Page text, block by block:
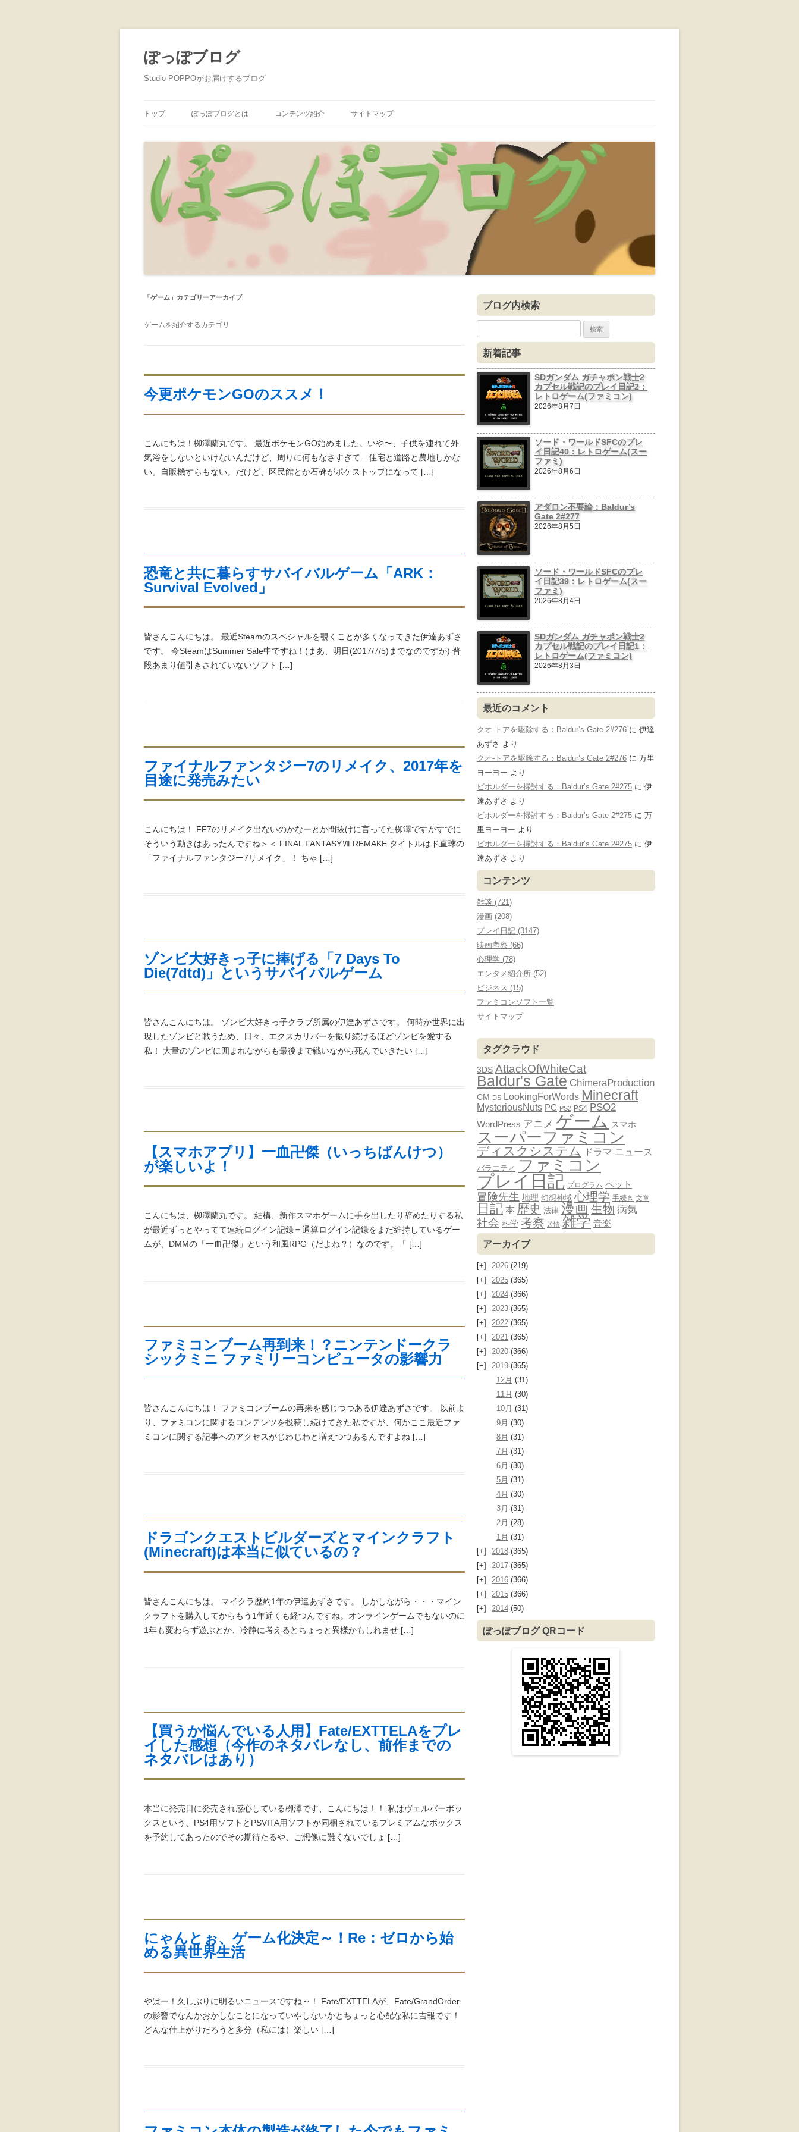
ぽっぽブログ
Studio POPPOがお届けするブログ
プ
トップ ぽっぽブログとは コンテンツ紹介 サイトマップ
「ゲーム 」カテゴリーアーカイブ
ゲームを紹介するカテゴリ
今更ポケモンGOのススメ！
こんにちは！栁澤蘭丸です。 最近ポケモンGO始めました。いや〜、子供を連れて外
気浴をしないといけないんだけど、周りに何もなさすぎて…住宅と道路と農地しかな
い。自販機すらもない。だけど、区民館とか石碑がポケストップになって […]
恐竜と共に暮らすサバイバルゲーム「ARK：
Survival Evolved」
皆さんこんにちは。 最近Steamのスペシャルを覗くことが多くなってきた伊達あずさ
です。 今SteamはSummer Sale中ですね！(まあ、明日(2017/7/5)までなのですが) 普
段あまり値引きされていないソフト […]
ファイナルファンタジー7のリメイク、2017年を
目途に発売みたい
こんにちは！ FF7のリメイク出ないのかなーとか間抜けに言ってた栁澤ですがすでに
そういう動きはあったんですね＞＜ FINAL FANTASYⅦ REMAKE タイトルはド直球の
「ファイナルファンタジー7リメイク」！ ちゃ […]
ゾンビ大好きっ子に捧げる「7 Days To
Die(7dtd)」というサバイバルゲーム
皆さんこんにちは。 ゾンビ大好きっ子クラブ所属の伊達あずさです。 何時か世界に出
現したゾンビと戦うため、日々、エクスカリバーを振り続けるほどゾンビを愛する
私！ 大量のゾンビに囲まれながらも最後まで戦いながら死んでいきたい […]
【スマホアプリ】一血卍傑（いっちばんけつ）
が楽しいよ！
こんにちは、栁澤蘭丸です。 結構、新作スマホゲームに手を出したり辞めたりする私
が最近ずっとやってて連続ログイン記録＝通算ログイン記録をまだ維持しているゲー
ムが、DMMの「一血卍傑」という和風RPG（だよね？）なのです。「 […]
ファミコンブーム再到来！？ニンテンドークラ
シックミニ ファミリーコンピュータの影響力
皆さんこんにちは！ ファミコンブームの再来を感じつつある伊達あずさです。 以前よ
り、ファミコンに関するコンテンツを投稿し続けてきた私ですが、何かここ最近ファ
ミコンに関する記事へのアクセスがじわじわと増えつつあるんですよね […]
ドラゴンクエストビルダーズとマインクラフト
(Minecraft)は本当に似ているの？
皆さんこんにちは。 マイクラ歴約1年の伊達あずさです。 しかしながら・・・マイン
クラフトを購入してからもう1年近くも経つんですね。オンラインゲームでもないのに
1年も変わらず遊ぶとか、冷静に考えるとちょっと異様かもしれませ […]
【買うか悩んでいる人用】Fate/EXTTELAをプレ
イした感想（今作のネタバレなし、前作までの
ネタバレはあり）
本当に発売日に発売され感心している栁澤です、こんにちは！！ 私はヴェルバーボッ
クスという、PS4用ソフトとPSVITA用ソフトが同梱されているプレミアムなボックス
を予約してあったのでその期待たるや、ご想像に難くないでしょ […]
にゃんとぉ、ゲーム化決定～！Re：ゼロから始
める異世界生活
やはー！久しぶりに明るいニュースですね～！ Fate/EXTTELAが、Fate/GrandOrder
の影響でなんかおかしなことになっていやしないかとちょっと心配な私に吉報です！
どんな仕上がりだろうと多分（私には）楽しい […]
ブログ内検索
索:
新着記事
SDガンダム ガチャポン戦士2
カプセル戦記のプレイ日記2：
レトロゲーム(ファミコン)
2026年8月7日
ソード・ワールドSFCのプレ
イ日記40：レトロゲーム(スー
ファミ)
2026年8月6日
アダロン不要論：Baldur’s
Gate 2#277
2026年8月5日
ソード・ワールドSFCのプレ
イ日記39：レトロゲーム(スー
ファミ)
2026年8月4日
SDガンダム ガチャポン戦士2
カプセル戦記のプレイ日記1：
レトロゲーム(ファミコン)
2026年8月3日
最近のコメント
クオ-トアを駆除する：Baldur’s Gate 2#276 に 伊達
あずさ より
クオ-トアを駆除する：Baldur’s Gate 2#276 に 万里
ヨーヨー より
ビホルダーを掃討する：Baldur’s Gate 2#275 に 伊
達あずさ より
ビホルダーを掃討する：Baldur’s Gate 2#275 に 万
里ヨーヨー より
ビホルダーを掃討する：Baldur’s Gate 2#275 に 伊
達あずさ より
コンテンツ
雑談 (721)
漫画 (208)
プレイ日記 (3147)
映画考察 (66)
心理学 (78)
エンタメ紹介所 (52)
ビジネス (15)
ファミコンソフト一覧
サイトマップ
タグクラウド
3DS AttackOfWhiteCat
Baldur's Gate ChimeraProduction
CM DS LookingForWords Minecraft
MysteriousNuts PC PS2 PS4 PSO2
WordPress アニメ ゲーム スマホ
スーパーファミコン
ディスクシステム ドラマ ニュース
バラエティ ファミコン
プレイ日記 プログラム ペット
冒険先生 地理 幻想神域 心理学 手続き 文章
日記 本 歴史 法律 漫画 生物 病気
社会 科学 考察 苦情 雑学 音楽
アーカイブ
2026 (219)
2025 (365)
2024 (366)
2023 (365)
2022 (365)
2021 (365)
2020 (366)
2019 (365)
12月 (31)
11月 (30)
10月 (31)
9月 (30)
8月 (31)
7月 (31)
6月 (30)
5月 (31)
4月 (30)
3月 (31)
2月 (28)
1月 (31)
2018 (365)
2017 (365)
2016 (366)
2015 (366)
2014 (50)
ぽっぽブログ QRコード